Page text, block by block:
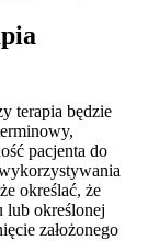
terapia będzie
pacjenta do
określać, że
lub określonej
założonego